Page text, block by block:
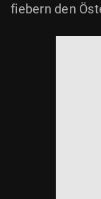
fiebern den